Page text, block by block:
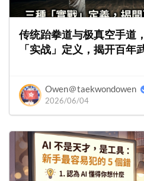
传统跆拳道与极真空手道
「实战」定义，揭开百年
Owen＠taekwondowen
2026/06/04